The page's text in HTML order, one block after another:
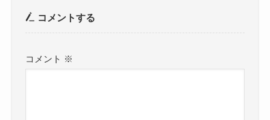
コメントする
コメント ※